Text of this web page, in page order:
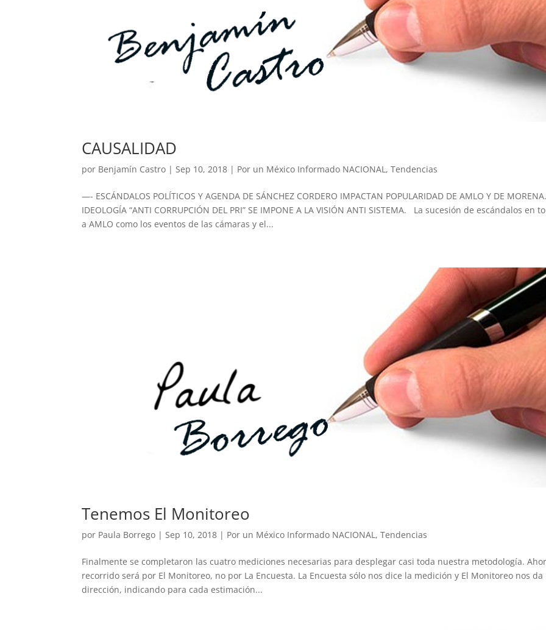
CAUSALIDAD
por Benjamín Castro |Sep 10, 2018 | Por un México Informado NACIONAL,Tendencias
—- ESCÁNDALOS POLÍTICOS Y AGENDA DE SÁNCHEZ CORDERO IMPACTAN POPULARIDAD DE AMLO Y DE
IDEOLOGÍA “ANTI CORRUPCIÓN DEL PRI” SE IMPONE A LA VISIÓN ANTI SISTEMA. La sucesión de escándalos en
a AMLO como los eventos de las cámaras y el...
Tenemos El Monitoreo
por Paula Borrego |Sep 10, 2018 | Por un México Informado NACIONAL,Tendencias
Finalmente se completaron las cuatro mediciones necesarias para desplegar casi toda nuestra metodología.
recorrido será por El Monitoreo, no por La Encuesta. La Encuesta sólo nos dice la medición y El Monitoreo nos da
dirección, indicando para cada estimación...